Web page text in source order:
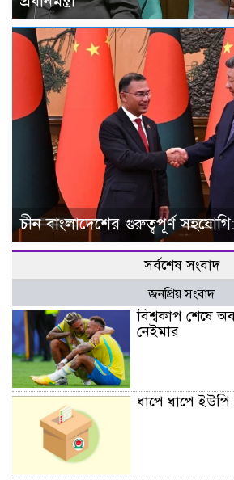
চীন বাংলাদেশের গুরুত্বপূর্ণ
সর্বশেষ সংবাদ
জনপ্রিয় সংবাদ
বিশ্বকাপ শেষে
নেইমার
ধাপে ধাপে ইউপি